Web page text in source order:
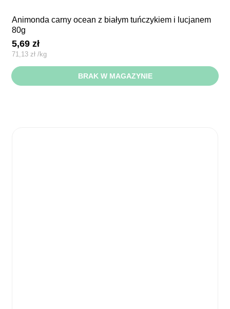
animonda carny ocean z białym tuńczykiem i lucjanem
80g
5,69zł
71,13 zł /kg
BRAK W MAGAZYNIE